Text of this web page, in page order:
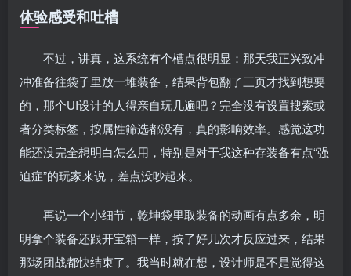
体验感受和吐槽
不过，讲真，这系统有个槽点很明显：那天我正兴致冲
冲准备往袋子里放一堆装备，结果背包翻了三页才找到想要
的，那个UI设计的人得亲自玩几遍吧？完全没有设置搜索或
者分类标签，按属性筛选都没有，真的影响效率。感觉这功
能还没完全想明白怎么用，特别是对于我这种存装备有点“强
迫症”的玩家来说，差点没吵起来。
再说一个小细节，乾坤袋里取装备的动画有点多余，明
明拿个装备还跟开宝箱一样，按了好几次才反应过来，结果
那场团战都快结束了。我当时就在想，设计师是不是觉得这